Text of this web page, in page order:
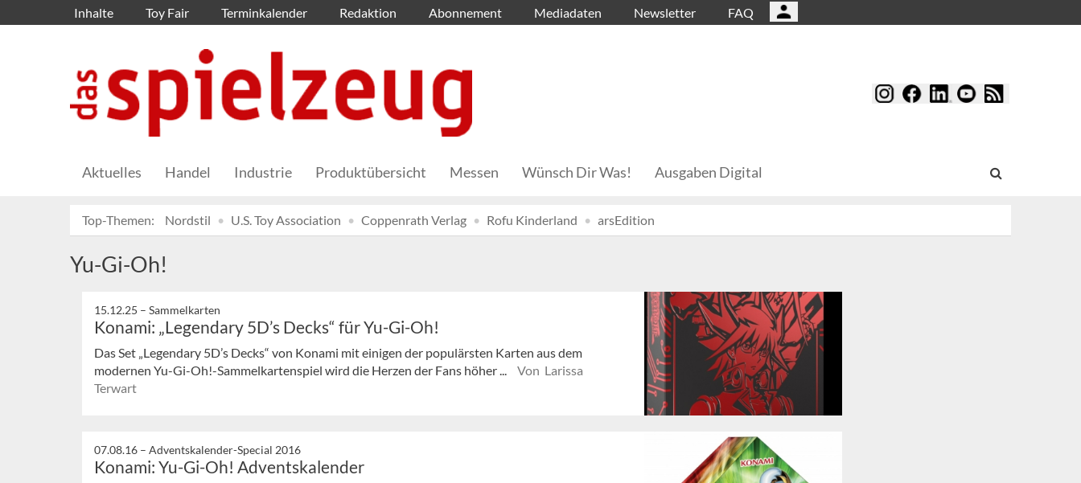
Inhalte Toy Fair Terminkalender Redaktion Abonnement Mediadaten Newsletter FAQ
Aktuelles Handel Industrie Produktübersicht Messen Wünsch Dir Was! Ausgaben Digital
Top-Themen: Nordstil U.S. Toy Association Coppenrath Verlag Rofu Kinderland arsEdition
Yu-Gi-Oh!
15.12.25 – Sammelkarten
Konami: „Legendary 5D’s Decks“ für Yu-Gi-Oh!
Das Set „Legendary 5D’s Decks“ von Konami mit einigen der populärsten Karten aus dem
modernen Yu-Gi-Oh!-Sammelkartenspiel wird die Herzen der Fans höher ...
Von Larissa
Terwart
07.08.16 – Adventskalender-Special 2016
Konami: Yu-Gi-Oh! Adventskalender